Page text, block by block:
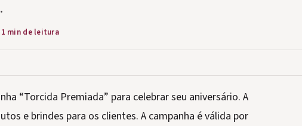
1 min de leitura
“Torcida Premiada” para celebrar seu aniversário. A
e brindes para os clientes. A campanha é válida por